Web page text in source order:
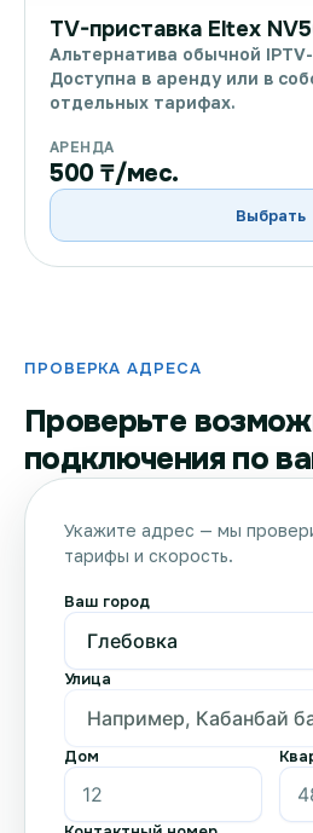
TV-приставка Eltex
Альтернатива обычной
Доступна в аренду или в
отдельных тарифах.
АРЕНДА
500 ₸/мес.
Выбрать
ПРОВЕРКА АДРЕСА
Проверьте
подключения по
Укажите адрес — мы
тарифы и скорость.
Ваш город
Улица
Дом